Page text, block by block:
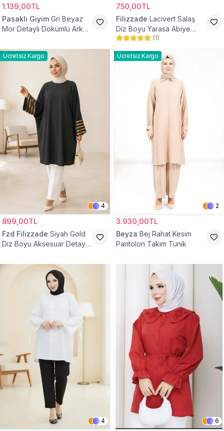
1.139,00TL
Pasaklı Giyim Gri Beyaz
Mor Detaylı Dökümlü Arkası
750,00TL
Filizzade Lacivert Salaş
Diz Boyu Yarasa Abiye
Tunik
(1)
Ücretsiz Kargo
4
899,00TL
Fzd Filizzade Siyah Gold
Diz Boyu Aksesuar Detaylı
Ücretsiz Kargo
2
3.930,00TL
Beyza Bej Rahat Kesim
Pantolon Takım Tunik
4 6